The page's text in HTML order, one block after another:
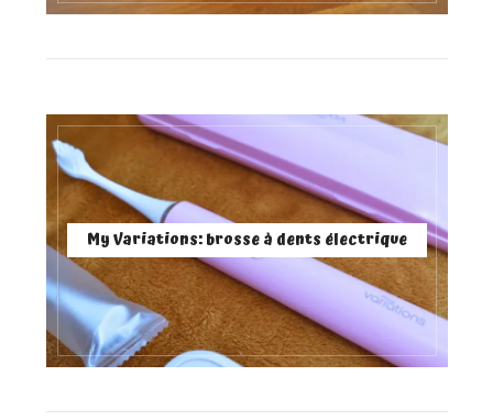
My Variations: brosse à dents électrique